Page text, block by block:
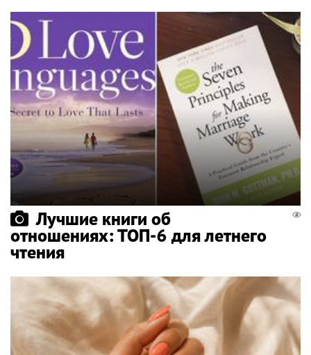
Лучшие книги об
отношениях: ТОП-6 для летнего
чтения